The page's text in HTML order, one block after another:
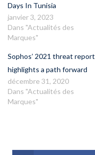
Days In Tunisia
janvier 3, 2023
Dans "Actualités des
Marques"
Sophos’ 2021 threat report
highlights a path forward
décembre 31, 2020
Dans "Actualités des
Marques"